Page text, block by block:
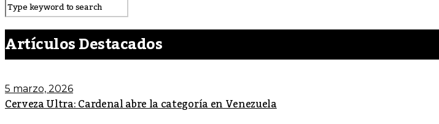
Artículos Destacados
5 marzo, 2026
Cerveza Ultra: Cardenal abre la categoría en Venezuela